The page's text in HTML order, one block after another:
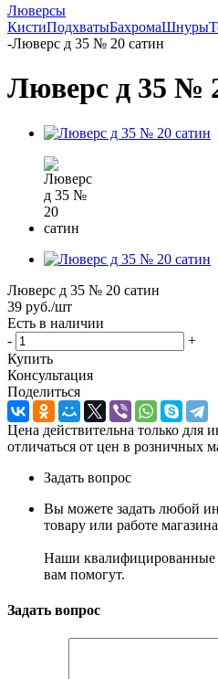
Люверсы
КистиПодхватыБахромаШнуры
-Люверс д 35 № 20 сатин
Люверс д 35 №
Люверс д 35 № 20 сатин
39 руб./шт
Есть в наличии
-
+
Купить
Консультация
Поделиться
Цена действительна только для
отличаться от цен в розничных
Задать вопрос
Вы можете задать любой
товару или работе
Наши квалифицированные
вам помогут.
Задать вопрос